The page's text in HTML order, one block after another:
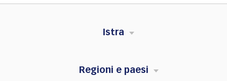
Istra
Regioni e paesi